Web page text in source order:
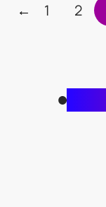
← 1 2
Γιατί